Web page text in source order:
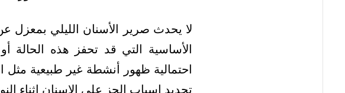
لا يحدث صرير الأسنان الليلي بمعزل
الأساسية التي قد تحفز هذه الحالة
احتمالية ظهور أنشطة غير طبيعية
تحديد اسباب الجز على الاسنان اثناء